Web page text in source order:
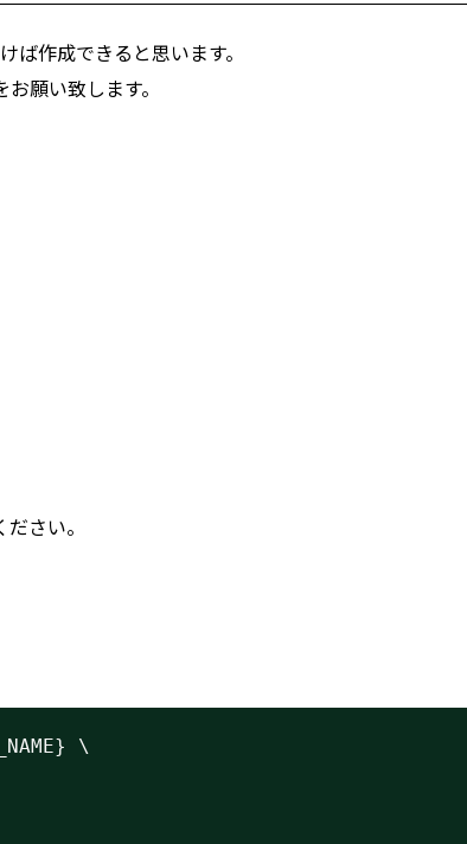
作成できると思います。
願い致します。
さい。
\